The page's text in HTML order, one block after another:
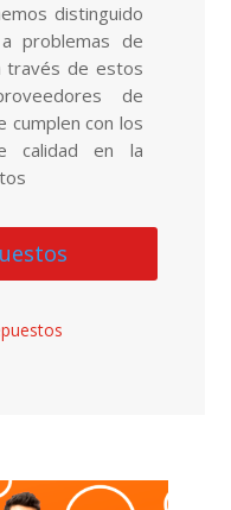
distinguido
problemas de
través de estos
de
cumplen con los
calidad en la